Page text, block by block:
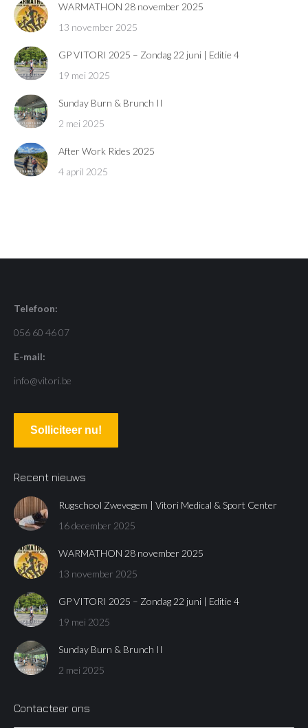
WARMATHON 28 november 2025
13 november 2025
GP VITORI 2025 – Zondag 22 juni | Editie 4
19 mei 2025
Sunday Burn & Brunch II
2 mei 2025
After Work Rides 2025
4 april 2025
Telefoon:
056 60 46 07
E-mail:
info@vitori.be
Solliciteer nu!
Recent nieuws
Rugschool Zwevegem | Vitori Medical & Sport Center
16 december 2025
WARMATHON 28 november 2025
13 november 2025
GP VITORI 2025 – Zondag 22 juni | Editie 4
19 mei 2025
Sunday Burn & Brunch II
2 mei 2025
Contacteer ons